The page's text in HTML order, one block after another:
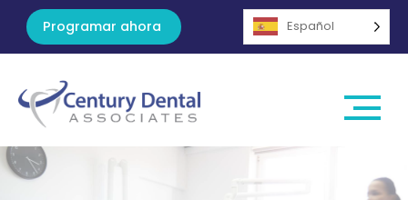
Programar ahora Español